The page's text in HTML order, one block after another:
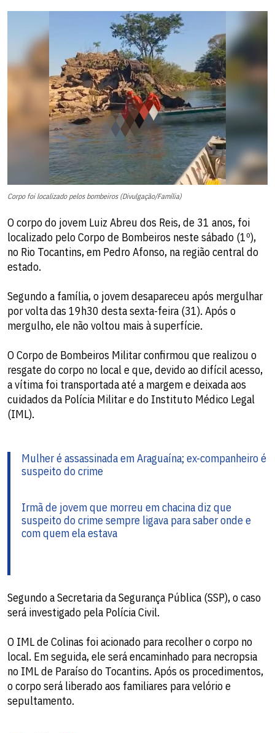
Corpo foi localizado pelos bombeiros (Divulgação/Família)
O corpo do jovem Luiz Abreu dos Reis, de 31 anos, foi
localizado pelo Corpo de Bombeiros neste sábado (1º),
no Rio Tocantins, em Pedro Afonso, na região central do
estado.
Segundo a família, o jovem desapareceu após mergulhar
por volta das 19h30 desta sexta-feira (31). Após o
mergulho, ele não voltou mais à superfície.
O Corpo de Bombeiros Militar confirmou que realizou o
resgate do corpo no local e que, devido ao difícil acesso,
a vítima foi transportada até a margem e deixada aos
cuidados da Polícia Militar e do Instituto Médico Legal
(IML).
Mulher é assassinada em Araguaína; ex-companheiro é
suspeito do crime
Irmã de jovem que morreu em chacina diz que
suspeito do crime sempre ligava para saber onde e
com quem ela estava
Segundo a Secretaria da Segurança Pública (SSP), o caso
será investigado pela Polícia Civil.
O IML de Colinas foi acionado para recolher o corpo no
local. Em seguida, ele será encaminhado para necropsia
no IML de Paraíso do Tocantins. Após os procedimentos,
o corpo será liberado aos familiares para velório e
sepultamento.